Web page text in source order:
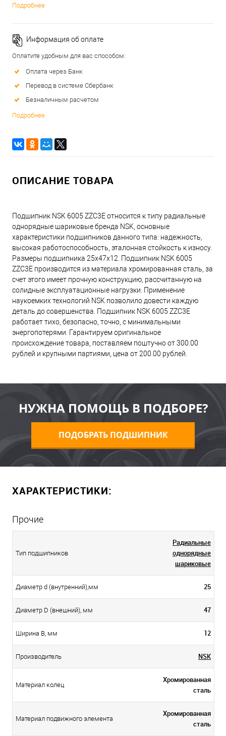
Подробнее
Информация об оплате
Оплатите удобным для вас способом:
Оплата через Банк
Перевод в системе Сбербанк
Безналичным расчетом
Подробнее
ОПИСАНИЕ ТОВАРА
Подшипник NSK 6005 ZZC3E относится к типу радиальные
однорядные шариковые бренда NSK, основные
характеристики подшипников данного типа: надежность,
высокая работоспособность, эталонная стойкость к износу.
Размеры подшипника 25x47x12. Подшипник NSK 6005
ZZC3E производится из материала хромированная сталь, за
счет этого имеет прочную конструкцию, рассчитанную на
солидные эксплуатационные нагрузки. Применение
наукоемких технологий NSK позволило довести каждую
деталь до совершенства. Подшипник NSK 6005 ZZC3E
работает тихо, безопасно, точно, с минимальными
энергопотерями. Гарантируем оригинальное
происхождение товара, поставляем поштучно от 300.00
рублей и крупными партиями, цена от 200.00 рублей.
НУЖНА ПОМОЩЬ В ПОДБОРЕ?
ПОДОБРАТЬ ПОДШИПНИК
ХАРАКТЕРИСТИКИ:
Прочие
Тип подшипников
Радиальные
однорядные
шариковые
Диаметр d (внутренний),мм 25
Диаметр D (внешний), мм 47
Ширина B, мм 12
Производитель NSK
Материал колец
Хромированная
сталь
Материал подвижного элемента
Хромированная
сталь